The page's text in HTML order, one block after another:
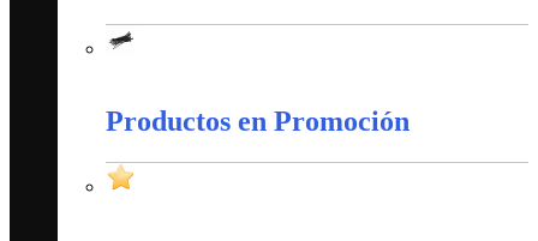
Productos en Promoción